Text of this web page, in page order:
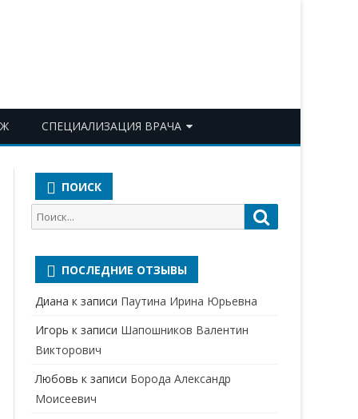
СПЕЦИАЛИЗАЦИЯ ВРАЧА
АЛЛЕРГОЛОГ-ИММУНОЛОГ
АНЕСТЕЗИОЛОГ-
БАКТЕРИОЛОГ
ВЕРТЕБРОЛОГ
ГАСТРОЭНТЕРОЛОГ
ГИНЕКОЛОГ
ПОИСК
Поиск
для:
ПОСЛЕДНИЕ ОТЗЫВЫ
Диана к записи Паутина Ирина Юрьевна
Игорь к записи Шапошников Валентин
Викторович
Любовь к записи Борода Александр
Моисеевич